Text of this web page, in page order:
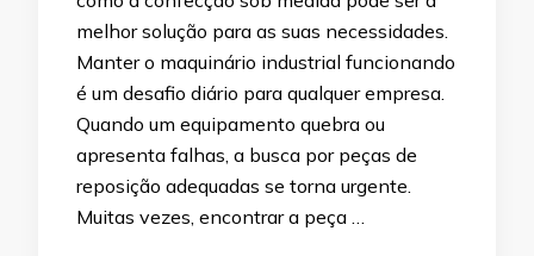
melhor solução para as suas necessidades.
Manter o maquinário industrial funcionando
é um desafio diário para qualquer empresa.
Quando um equipamento quebra ou
apresenta falhas, a busca por peças de
reposição adequadas se torna urgente.
Muitas vezes, encontrar a peça …